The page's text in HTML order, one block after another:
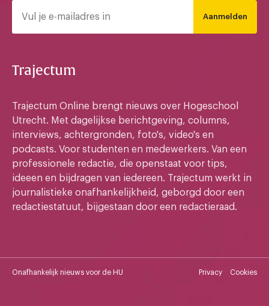
Aanmelden
Trajectum
Trajectum Online brengt nieuws over Hogeschool
Utrecht. Met dagelijkse berichtgeving, columns,
interviews, achtergronden, foto's, video's en
podcasts. Voor studenten en medewerkers. Van een
professionele redactie, die openstaat voor tips,
ideeen en bijdragen van iedereen. Trajectum werkt in
journalistieke onafhankelijkheid, geborgd door een
redactiestatuut, bijgestaan door een redactieraad.
Onafhankelijk nieuws voor de HU Privacy Cookies